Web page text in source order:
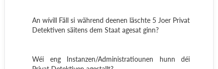
An wívill Fäll si während deenen läschte 5 Joer Privat
Detektiven säitens dem Staat agesat ginn?
Wéi eng Instanzen/Administratiounen hunn déi